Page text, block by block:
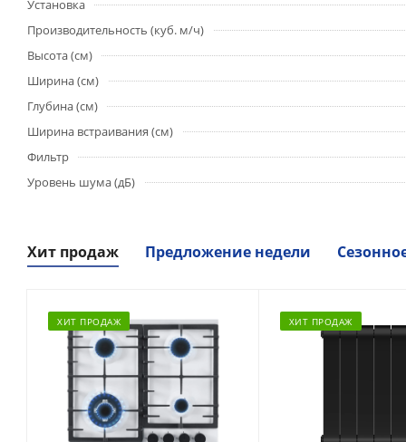
Установка
Производительность (куб. м/ч)
Высота (см)
Ширина (см)
Глубина (см)
Ширина встраивания (см)
Фильтр
Уровень шума (дБ)
Хит продаж Предложение недели
ХИТ ПРОДАЖ ХИТ ПРОДАЖ